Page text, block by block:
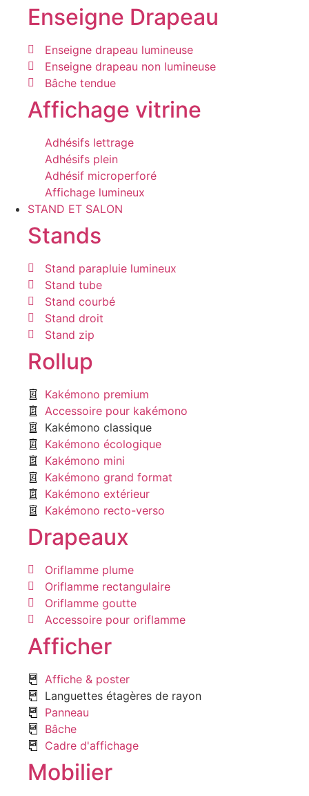
Enseigne Drapeau
Enseigne drapeau lumineuse
Enseigne drapeau non lumineuse
Bâche tendue
Affichage vitrine
Adhésifs lettrage
Adhésifs plein
Adhésif microperforé
Affichage lumineux
STAND ET SALON
Stands
Stand parapluie lumineux
Stand tube
Stand courbé
Stand droit
Stand zip
Rollup
Kakémono premium
Accessoire pour kakémono
Kakémono classique
Kakémono écologique
Kakémono mini
Kakémono grand format
Kakémono extérieur
Kakémono recto-verso
Drapeaux
Oriflamme plume
Oriflamme rectangulaire
Oriflamme goutte
Accessoire pour oriflamme
Afficher
Affiche & poster
Languettes étagères de rayon
Panneau
Bâche
Cadre d'affichage
Mobilier